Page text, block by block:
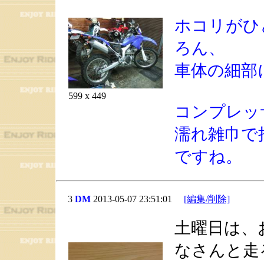
599 x 449
ホコリが
ろん、
車体の細部
コンプレ
濡れ雑巾で
ですね。
3 DM2013-05-07 23:51:01 [編集/削除]
土曜日は
なさんと